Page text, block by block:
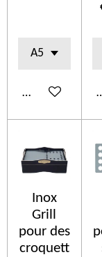
In winkelwagen
Inox
Grill
pour des
croquett